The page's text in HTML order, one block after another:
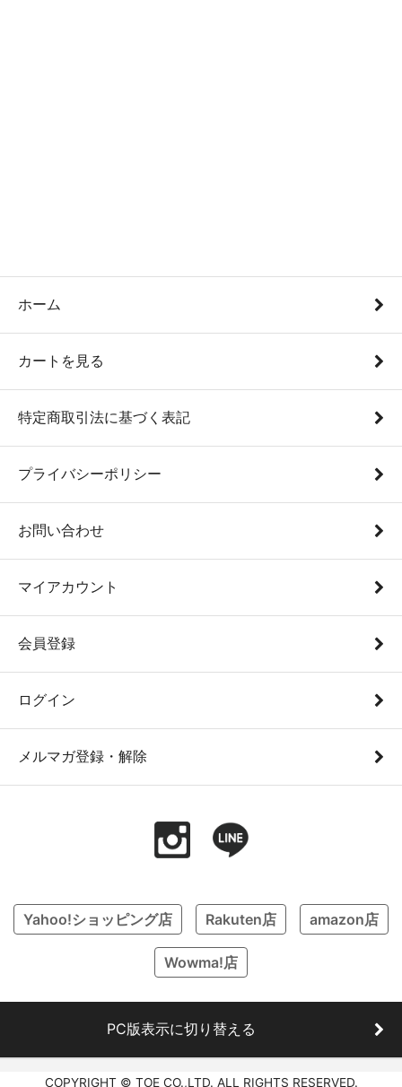
ホーム
カートを見る
特定商取引法に基づく表記
プライバシーポリシー
お問い合わせ
マイアカウント
会員登録
ログイン
メルマガ登録・解除
Yahoo!ショッピング店 Rakuten店 amazon店
Wowma!店
PC版表示に切り替える
COPYRIGHT © TOE CO.,LTD. ALL RIGHTS RESERVED.